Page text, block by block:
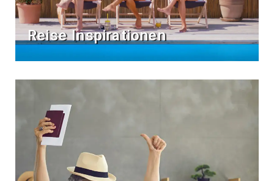
Reise Inspirationen